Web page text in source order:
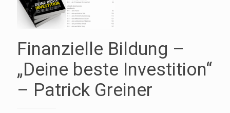
Finanzielle Bildung –
„Deine beste Investition“
– Patrick Greiner